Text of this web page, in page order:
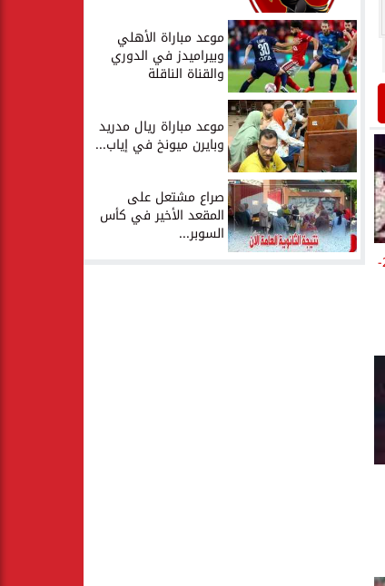
مواعيد مباريات اليوم الجمعة 25-
موعد مباراة الأهلي
وبيراميدز في الدوري
والقناة الناقلة
موعد مباراة ريال مدريد
وبايرن ميونخ في إياب...
صراع مشتعل على
المقعد الأخير في كأس
السوبر...